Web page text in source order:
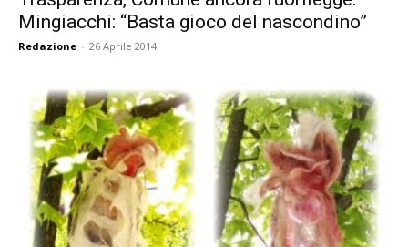
Mingiacchi: “Basta gioco del nascondino”
Redazione - 26 Aprile 2014